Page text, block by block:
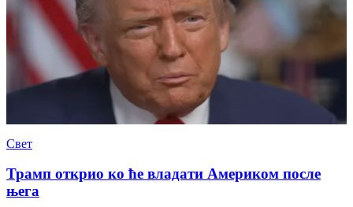
Свет
Трамп открио ко ће владати Америком после
њега